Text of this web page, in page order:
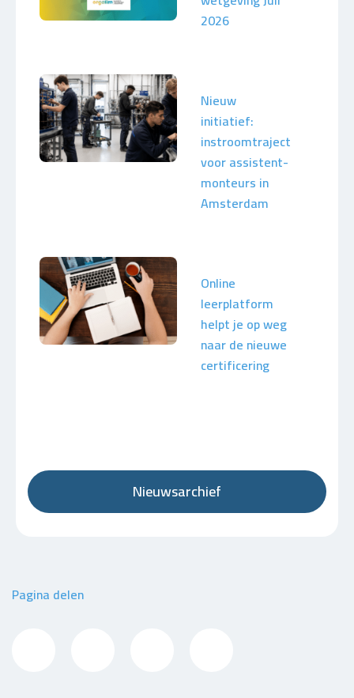
2026
Nieuw
initiatief:
instroomtraject
voor assistent-
monteurs in
Amsterdam
Online
leerplatform
helpt je op weg
naar de nieuwe
certificering
Nieuwsarchief
Pagina delen